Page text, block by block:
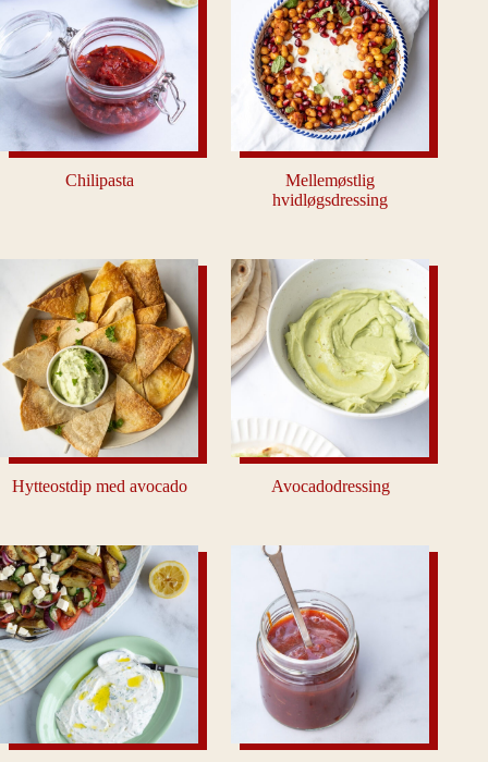
Chilipasta
Mellemøstlig
hvidløgsdressing
Hytteostdip med avocado Avocadodressing